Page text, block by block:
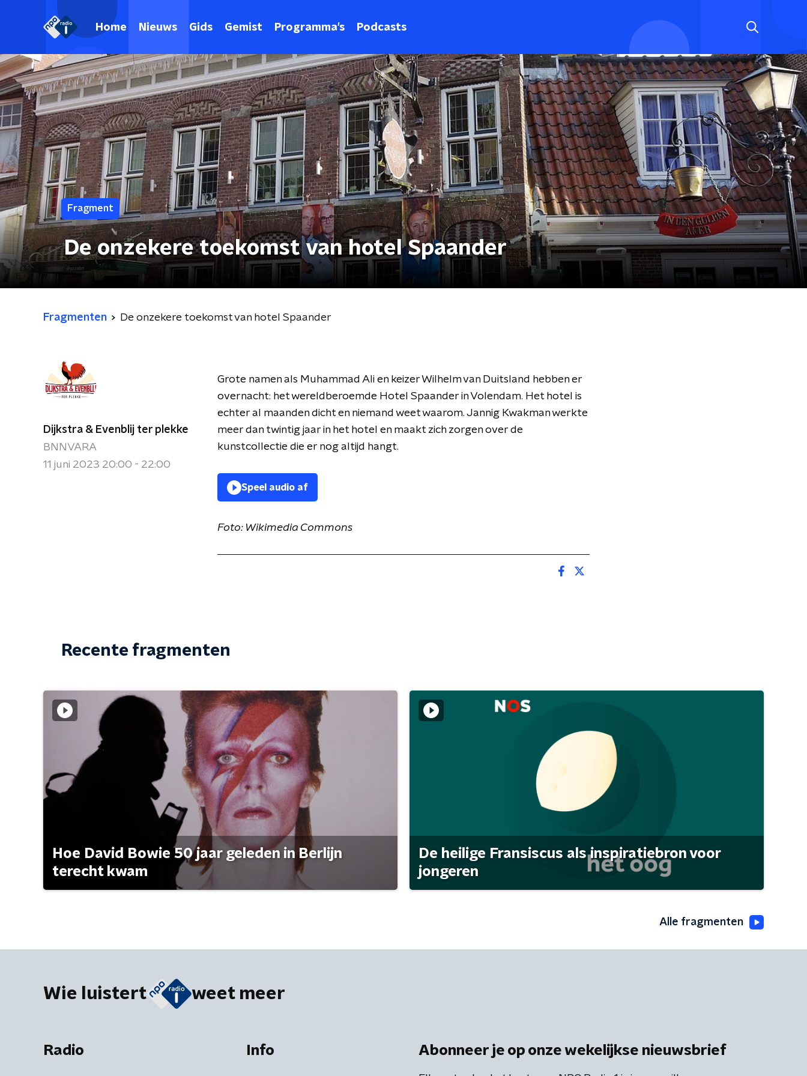
Home Nieuws Gids Gemist Programma's Podcasts
Fragment
De onzekere toekomst van hotel Spaander
Fragmenten De onzekere toekomst van hotel Spaander
Dijkstra & Evenblij ter plekke
BNNVARA
11 juni 2023 20:00 - 22:00
Grote namen als Muhammad Ali en keizer Wilhelm van Duitsland hebben er
overnacht: het wereldberoemde Hotel Spaander in Volendam. Het hotel is
echter al maanden dicht en niemand weet waarom. Jannig Kwakman werkte
meer dan twintig jaar in het hotel en maakt zich zorgen over de
kunstcollectie die er nog altijd hangt.
Speel audio af
Foto: Wikimedia Commons
Recente fragmenten
Hoe David Bowie 50 jaar geleden in Berlijn
terecht kwam
De heilige Fransiscus als inspiratiebron voor
jongeren
Alle fragmenten
Wie luistert weet meer
Radio Info Abonneer je op onze wekelijkse nieuwsbrief